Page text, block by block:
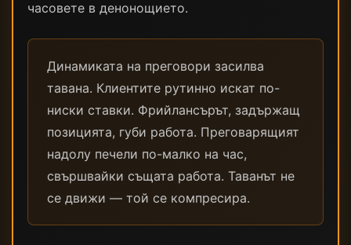
часовете в денонощието.
Динамиката на преговори засилва
тавана. Клиентите рутинно искат по-
ниски ставки. Фрийлансърът, задържащ
позицията, губи работа. Преговарящият
надолу печели по-малко на час,
свършвайки същата работа. Таванът не
се движи — той се компресира.